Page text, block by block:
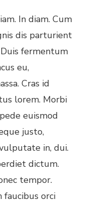
In diam. Cum
dis parturient
fermentum
eu,
Cras id
lorem. Morbi
euismod
justo,
in, dui.
dictum.
tempor.
orci